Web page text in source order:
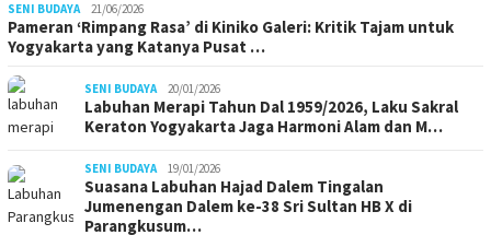
SENI BUDAYA 21/06/2026
Pameran ‘Rimpang Rasa’ di Kiniko Galeri: Kritik Tajam untuk
Yogyakarta yang Katanya Pusat …
SENI BUDAYA 20/01/2026
Labuhan Merapi Tahun Dal 1959/2026, Laku Sakral
Keraton Yogyakarta Jaga Harmoni Alam dan M…
SENI BUDAYA 19/01/2026
Suasana Labuhan Hajad Dalem Tingalan
Jumenengan Dalem ke-38 Sri Sultan HB X di
Parangkusum…